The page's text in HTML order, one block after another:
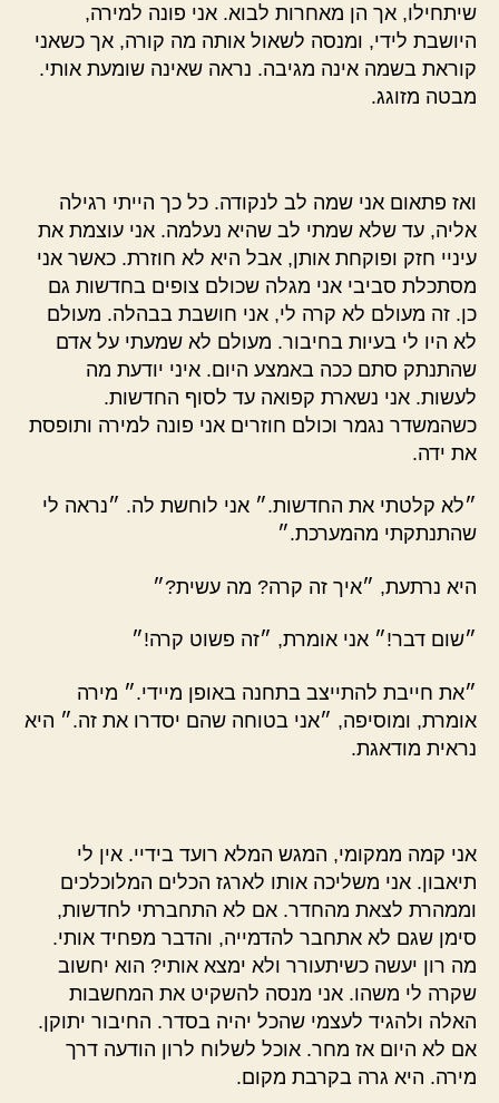
שיתחילו, אך הן מאחרות לבוא. אני פונה למירה,
היושבת לידי, ומנסה לשאול אותה מה קורה, אך כשאני
קוראת בשמה אינה מגיבה. נראה שאינה שומעת אותי.
מבטה מזוגג.
ואז פתאום אני שמה לב לנקודה. כל כך הייתי רגילה
אליה, עד שלא שמתי לב שהיא נעלמה. אני עוצמת את
עיניי חזק ופוקחת אותן, אבל היא לא חוזרת. כאשר אני
מסתכלת סביבי אני מגלה שכולם צופים בחדשות גם
כן. זה מעולם לא קרה לי, אני חושבת בבהלה. מעולם
לא היו לי בעיות בחיבור. מעולם לא שמעתי על אדם
שהתנתק סתם ככה באמצע היום. איני יודעת מה
לעשות. אני נשארת קפואה עד לסוף החדשות.
כשהמשדר נגמר וכולם חוזרים אני פונה למירה ותופסת
את ידה.
״לא קלטתי את החדשות.״ אני לוחשת לה. ״נראה לי
שהתנתקתי מהמערכת.״
היא נרתעת, ״איך זה קרה? מה עשית?״
״שום דבר!״ אני אומרת, ״זה פשוט קרה!״
״את חייבת להתייצב בתחנה באופן מיידי.״ מירה
אומרת, ומוסיפה, ״אני בטוחה שהם יסדרו את זה.״ היא
נראית מודאגת.
אני קמה ממקומי, המגש המלא רועד בידיי. אין לי
תיאבון. אני משליכה אותו לארגז הכלים המלוכלכים
וממהרת לצאת מהחדר. אם לא התחברתי לחדשות,
סימן שגם לא אתחבר להדמייה, והדבר מפחיד אותי.
מה רון יעשה כשיתעורר ולא ימצא אותי? הוא יחשוב
שקרה לי משהו. אני מנסה להשקיט את המחשבות
האלה ולהגיד לעצמי שהכל יהיה בסדר. החיבור יתוקן.
אם לא היום אז מחר. אוכל לשלוח לרון הודעה דרך
מירה. היא גרה בקרבת מקום.